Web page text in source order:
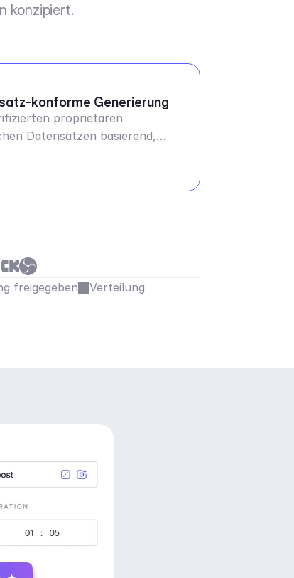
konzipiert.
konforme Generierung
proprietären
Datensätzen basierend,
freigegeben Verteilung